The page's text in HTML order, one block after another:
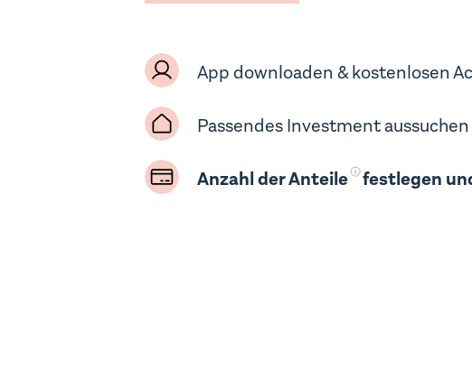
App downloaden & kostenlosen
Passendes Investment aussuchen
Anzahl der Anteile festlegen